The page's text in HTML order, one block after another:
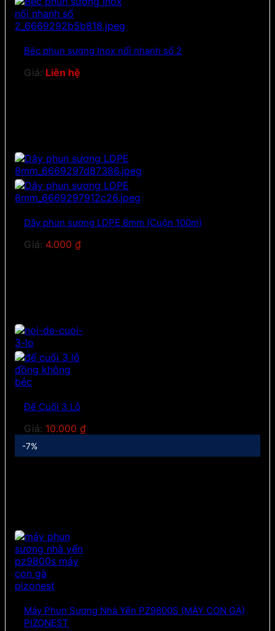
Béc phun sương Inox nối nhanh số 2
Giá: Liên hệ
Dây phun sương LDPE 8mm (Cuộn 100m)
Giá: 4.000 ₫
Đế Cuối 3 Lỗ
Giá: 10.000 ₫
-7%
Máy Phun Sương Nhà Yến PZ9800S (MÁY CON GÀ)
PIZONEST